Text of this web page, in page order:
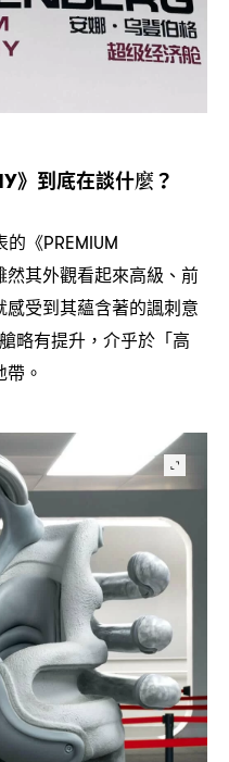
》到底在談什麼？
的《PREMIUM
然其外觀看起來高級、前
感受到其蘊含著的諷刺意
略有提升 ， 介乎於「高
。